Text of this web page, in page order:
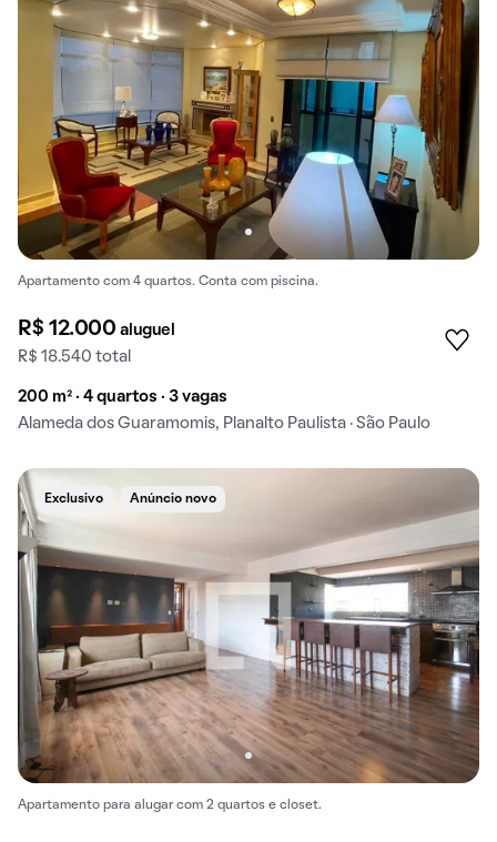
Apartamento com 4 quartos. Conta com piscina.
R$ 12.000aluguel
R$ 18.540 total
200 m² · 4 quartos · 3 vagas
Alameda dos Guaramomis, Planalto Paulista · São Paulo
Exclusivo Anúncio novo
Apartamento para alugar com 2 quartos e closet.